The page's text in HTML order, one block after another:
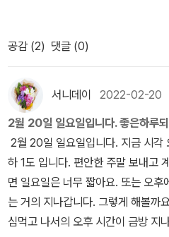
시아버지와 남겨두고 다녀온다.그
늘한 시체로 발견된다.과연 그 4살
가?바람난 엄마와 불륜상대 대학생
있는 다케히코,그리고 사토코의 남
게이조.과연 누가 범인일까?소설 백
만큼 지금 출판사에서 ˝범인의 정체
드립니다˝환불이벤트를 진행하고
studioodr)에서 확인해주세요.#백
모모출판사 #책추천 #베스트셀러
설책 #스릴러소설 #추리소설 #서
는엄마 #도서협찬https://
공감 (2) 댓글 (0)
서니데이 2022-02-20
2월 20일 일요일입니다. 좋은하루
2월 20일 일요일입니다. 지금 시각
하 1도 입니다. 편안한 주말 보내고
면 일요일은 너무 짧아요. 또는 오
는 거의 지나갑니다. 그렇게 해볼까
심먹고 나서의 오후 시간이 금방 지